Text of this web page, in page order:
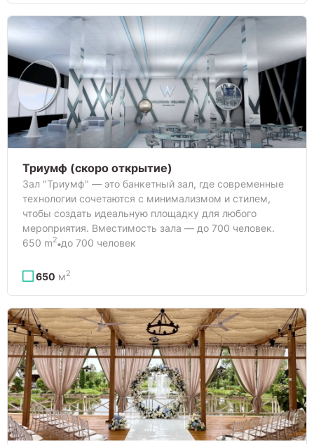
Триумф (скоро открытие)
Зал "Триумф" — это банкетный зал, где современные
технологии сочетаются с минимализмом и стилем,
чтобы создать идеальную площадку для любого
мероприятия. Вместимость зала — до 700 человек.
650 m2 до 700 человек
650 м2